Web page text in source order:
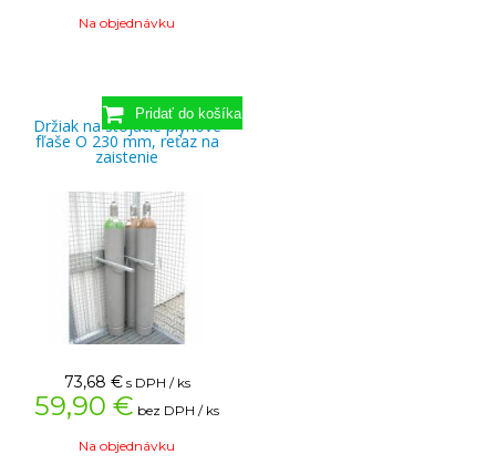
Na objednávku
Držiak na stojacie plynové
fľaše O 230 mm, reťaz na
zaistenie
73,68 € s DPH / ks
59,90 € bez DPH / ks
Na objednávku